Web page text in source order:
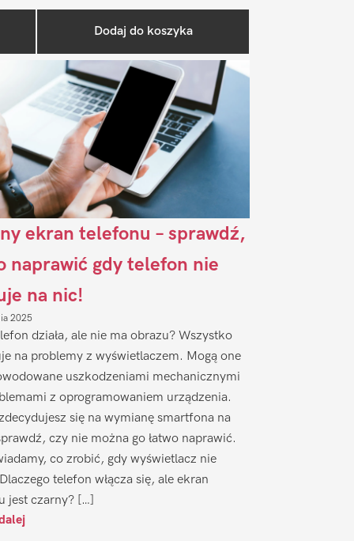
Dodaj do koszyka
ekran telefonu – sprawdź,
naprawić gdy telefon nie
na nic!
2025
działa, ale nie ma obrazu? Wszystko
na problemy z wyświetlaczem. Mogą one
uszkodzeniami mechanicznymi
z oprogramowaniem urządzenia.
się na wymianę smartfona na
czy nie można go łatwo naprawić.
co zrobić, gdy wyświetlacz nie
telefon włącza się, ale ekran
jest czarny? […]